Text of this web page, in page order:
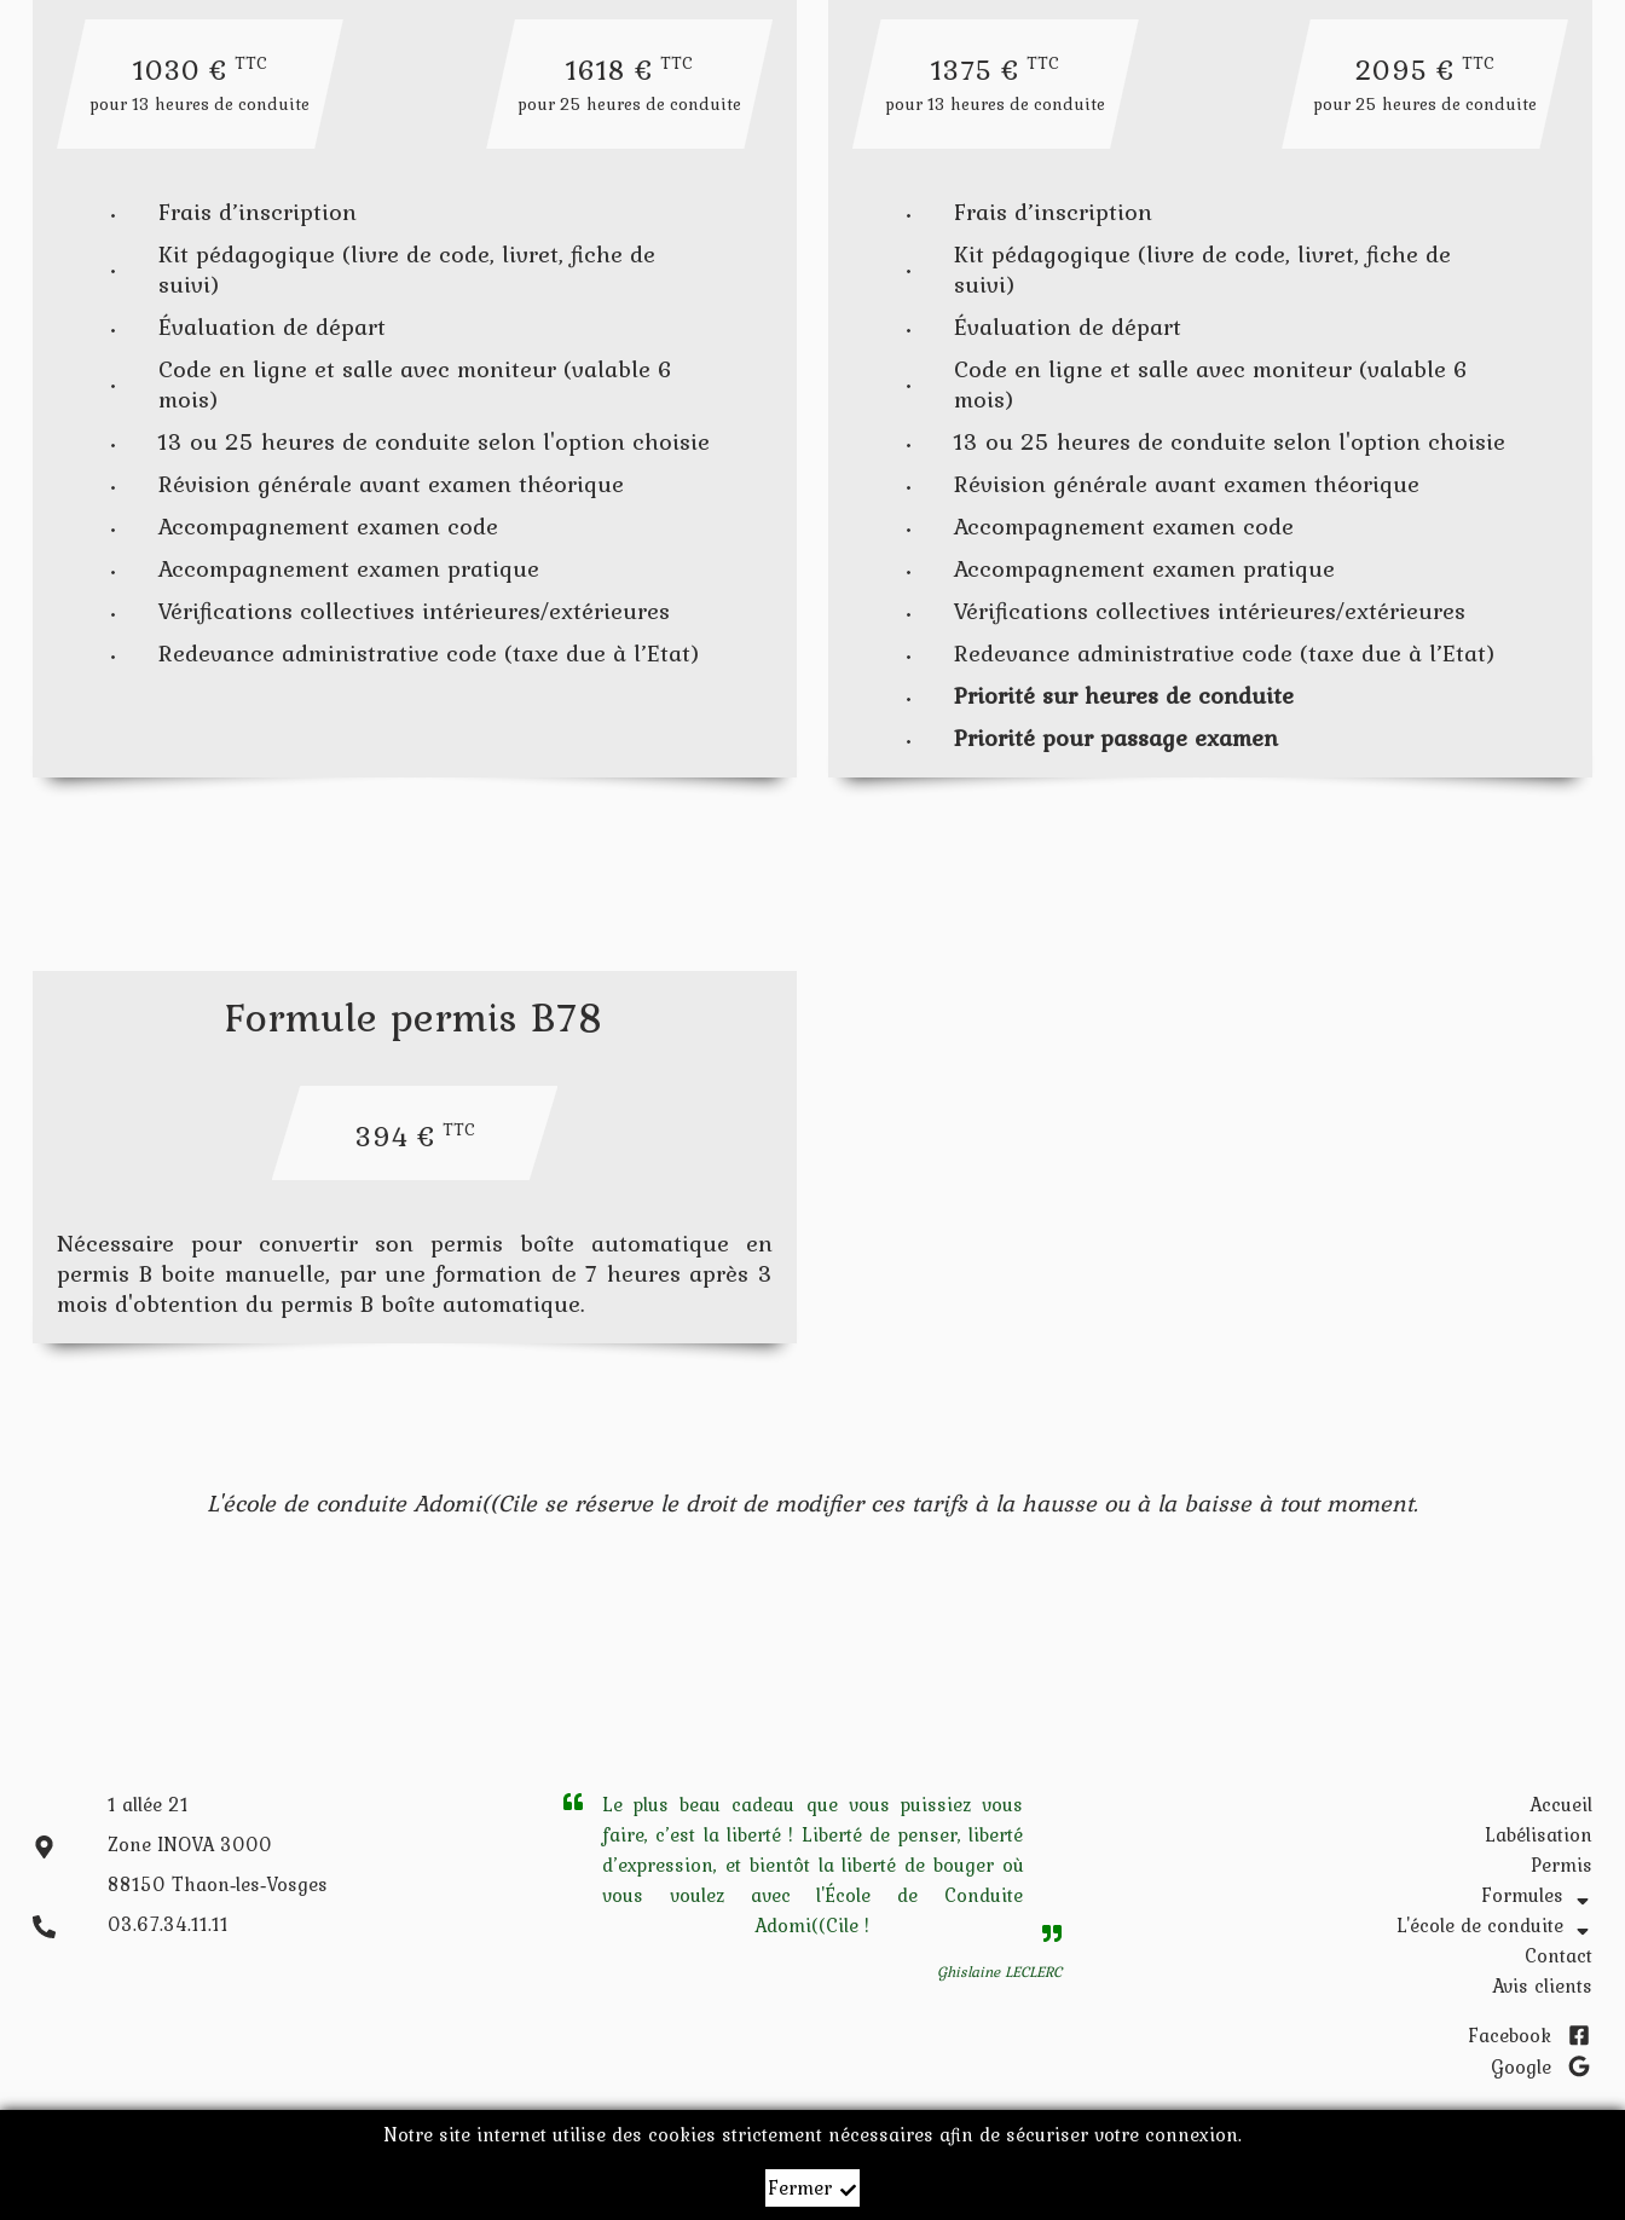
1030 € TTC
pour 13 heures de conduite
1618 €TTC
pour 25 heures de conduite
Frais d’inscription
Kit pédagogique (livre de code, livret, fiche de
suivi)
Évaluation de départ
Code en ligne et salle avec moniteur (valable 6
mois)
13 ou 25 heures de conduite selon l'option choisie
Révision générale avant examen théorique
Accompagnement examen code
Accompagnement examen pratique
Vérifications collectives intérieures/extérieures
Redevance administrative code (taxe due à l’Etat)
1375 €TTC
pour 13 heures de conduite
2095 €TTC
pour 25 heures de conduite
Frais d’inscription
Kit pédagogique (livre de code, livret, fiche de
suivi)
Évaluation de départ
Code en ligne et salle avec moniteur (valable 6
mois)
13 ou 25 heures de conduite selon l'option choisie
Révision générale avant examen théorique
Accompagnement examen code
Accompagnement examen pratique
Vérifications collectives intérieures/extérieures
Redevance administrative code (taxe due à l’Etat)
Priorité sur heures de conduite
Priorité pour passage examen
Formule permis B78
394 € TTC
Nécessaire pour convertir son permis boîte automatique en
permis B boite manuelle, par une formation de 7 heures après 3
mois d'obtention du permis B boîte automatique.
L'école de conduite Adomi((Cile se réserve le droit de modifier ces tarifs à la hausse ou à la baisse à tout moment.
1 allée 21
Zone INOVA 3000
88150 Thaon‑les‑Vosges
03.67.34.11.11
Le plus beau cadeau que vous puissiez vous
faire, c’est la liberté ! Liberté de penser, liberté
d’expression, et bientôt la liberté de bouger où
vous voulez avec l'École de Conduite
Adomi((Cile !
Ghislaine LECLERC
Accueil
Labélisation
Permis
Formules
Permis B-B78
Permis BE‑B96
Permis AM-AAC-Conduite Supervisée
L'école de conduite
Les locaux
Les véhicules
Contact
Avis clients
Facebook
Google
École de Conduite Adomi Cile • Mentions légales
Notre site internet utilise des cookies strictement nécessaires afin de sécuriser votre connexion.
Fermer